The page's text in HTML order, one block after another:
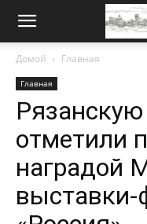
Новости
Домой Главная
Главная
отметили
наградой